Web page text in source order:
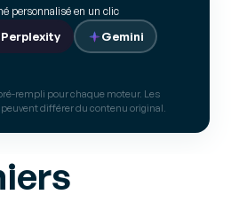
personnalisé en un clic
Perplexity Gemini
rempli pour chaque moteur. Les
peuvent différer du contenu original.